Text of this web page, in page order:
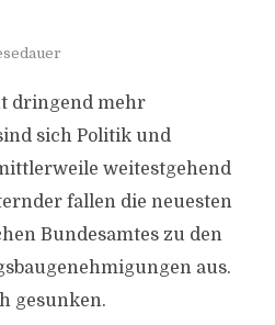
dringend mehr
sich Politik und
weitestgehend
fallen die neuesten
Bundesamtes zu den
aus.
gesunken.